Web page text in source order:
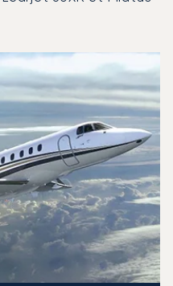
Sièges
Autonomie (km)